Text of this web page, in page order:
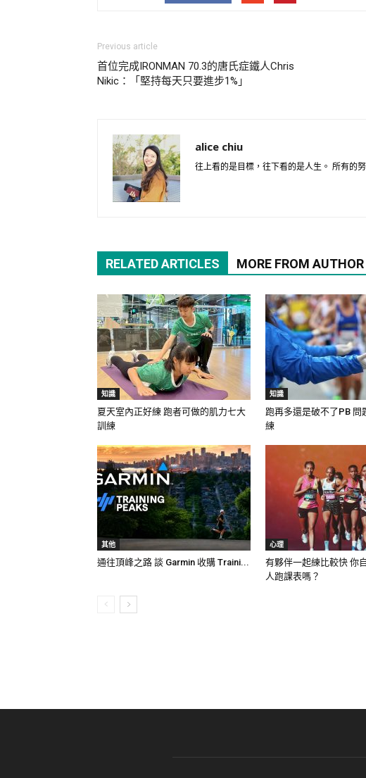
Previous article
首位完成IRONMAN 70.3的唐氏症鐵人Chris
Nikic：「堅持每天只要進步1%」
alice chiu
往上看的是目標，往下看的是人生。 所有的
RELATED ARTICLES MORE FROM AUTHOR
知識
夏天室內正好練 跑者可做的肌力七大
訓練
知識
跑再多還是破不了PB 問
練
其他
通往頂峰之路 談 Garmin 收購 Traini...
心理
有夥伴一起練比較快 你
人跑課表嗎？